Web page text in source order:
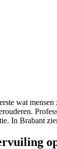
wat
In Brabant